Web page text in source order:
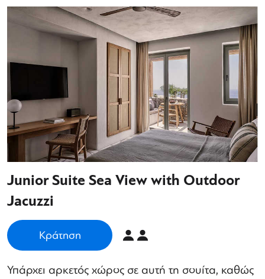
Junior Suite Sea View with Outdoor
Jacuzzi
Κράτηση
Υπάρχει αρκετός χώρος σε αυτή τη σουίτα, καθώς